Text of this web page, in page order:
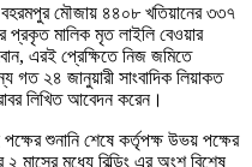
মৌজায় ৪৪০৮ খতিয়ানের ৩৩৭
প্রকৃত মালিক মৃত লাইলি বেওয়ার
এরই প্রেক্ষিতে নিজ জমিতে
গত ২৪ জানুয়ারী সাংবাদিক লিয়াকত
লিখিত আবেদন করেন।
শুনানি শেষে কর্তৃপক্ষ উভয় পক্ষের
মাসের মধ্যে বিল্ডিং এর অংশ বিশেষ